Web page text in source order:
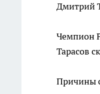
Дмитрий
Чемпион
Тарасов
Причины